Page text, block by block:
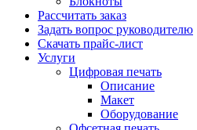
Рассчитать заказ
Задать вопрос руководителю
Скачать прайс-лист
Услуги
Цифровая печать
Описание
Макет
Оборудование